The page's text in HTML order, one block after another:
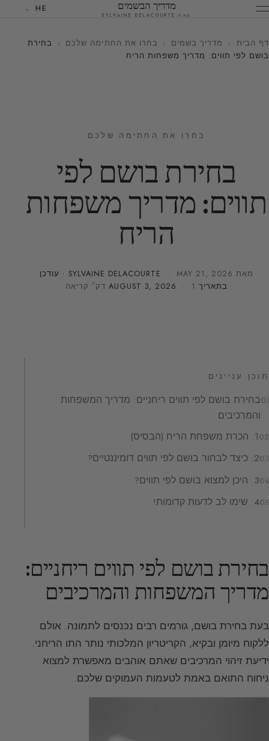
מדריך הבשמים
מאת SYLVAINE DELACOURTE
HE
דף הבית › מדריך בשמים › בחרו את החתימה שלכם ›
בחירת
בושם לפי תווים: מדריך משפחות הריח
בחרו את החתימה שלכם
בחירת בושם לפי
תווים: מדריך משפחות
הריח
מאת SYLVAINE DELACOURTE · MAY 21, 2026
· עודכן
בתאריך
AUGUST 3, 2026 · 1 דק׳ קריאה
תוכן עניינים
בחירת בושם לפי תווים ריחניים: מדריך המשפחות
והמרכיבים
1. הכרת משפחת הריח (הבסיס)
2. כיצד לבחור בושם לפי תווים דומיננטיים?
3. היכן למצוא בושם לפי תווים?
4. שימו לב לדעות קדומות!
בחירת בושם לפי תווים ריחניים:
מדריך המשפחות והמרכיבים
בעת בחירת בושם, גורמים רבים נכנסים לתמונה. אולם
ללקוח מיומן ובקיא, הקריטריון המלכותי נותר התו הריחני.
ידיעת זיהוי המרכיבים שאתם אוהבים מאפשרת למצוא
ניחוח התואם באמת לטעמות העמוקים שלכם.